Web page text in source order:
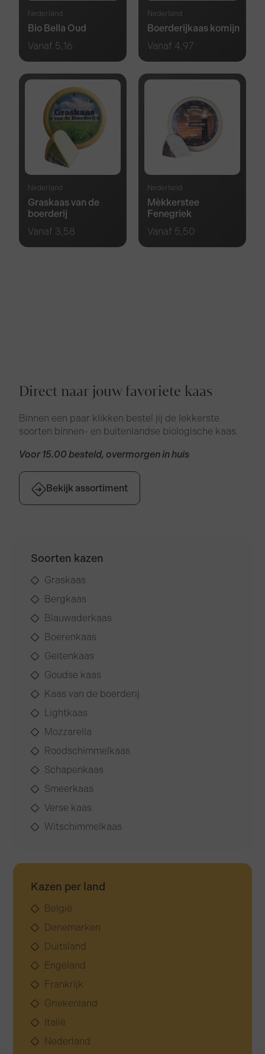
Nederland
Bio Bella Oud
Vanaf 5,16
Nederland
Boerderijkaas komijn
Vanaf 4,97
Nederland
Graskaas van de
boerderij
Vanaf 3,58
Nederland
Mèkkerstee
Fenegriek
Vanaf 5,50
Direct naar jouw favoriete kaas
Binnen een paar klikken bestel jij de lekkerste
soorten binnen- en buitenlandse biologische kaas.
Voor 15.00 besteld, overmorgen in huis
Bekijk assortiment
Soorten kazen
Graskaas
Bergkaas
Blauwaderkaas
Boerenkaas
Geitenkaas
Goudse kaas
Kaas van de boerderij
Lightkaas
Mozzarella
Roodschimmelkaas
Schapenkaas
Smeerkaas
Verse kaas
Witschimmelkaas
Kazen per land
België
Denemarken
Duitsland
Engeland
Frankrijk
Griekenland
Italië
Nederland